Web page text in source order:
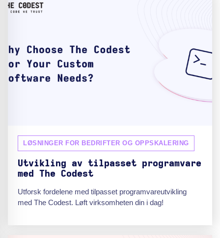
LØSNINGER FOR BEDRIFTER OG OPPSKALERING
Utvikling av tilpasset programvare
med The Codest
Utforsk fordelene med tilpasset programvareutvikling
med The Codest. Løft virksomheten din i dag!